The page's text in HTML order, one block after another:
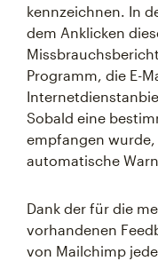
kennzeichnen. In
dem Anklicken
Programm, die E-
Sobald eine
empfangen
automatische
Dank der für die
vorhandenen
von Mailchimp